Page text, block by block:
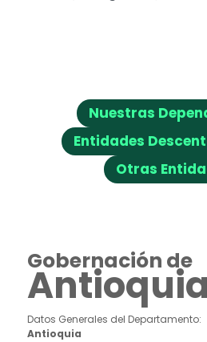
Nuestras
Entidades
Otras
Gobernación de
Antioquia
Datos Generales del Departamento:
Antioquia